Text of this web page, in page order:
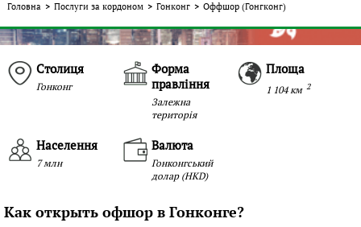
Головна > Послуги за кордоном > Гонконг > Оффшор (Гонгконг)
Столиця
Гонконг
Форма
правління
Залежна
територія
Площа
1 104 км 2
Населення
7 млн
Валюта
Гонконгський
долар (HKD)
Как открыть офшор в Гонконге?